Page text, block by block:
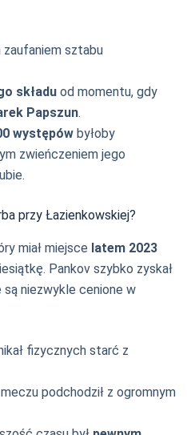
zaufaniem sztabu
składu od momentu, gdy
Papszun.
występów byłoby
zwieńczeniem jego
przy Łazienkowskiej?
miał miejsce latem 2023
Pankov szybko zyskał
niezwykle cenione w
fizycznych starć z
podchodził z ogromnym